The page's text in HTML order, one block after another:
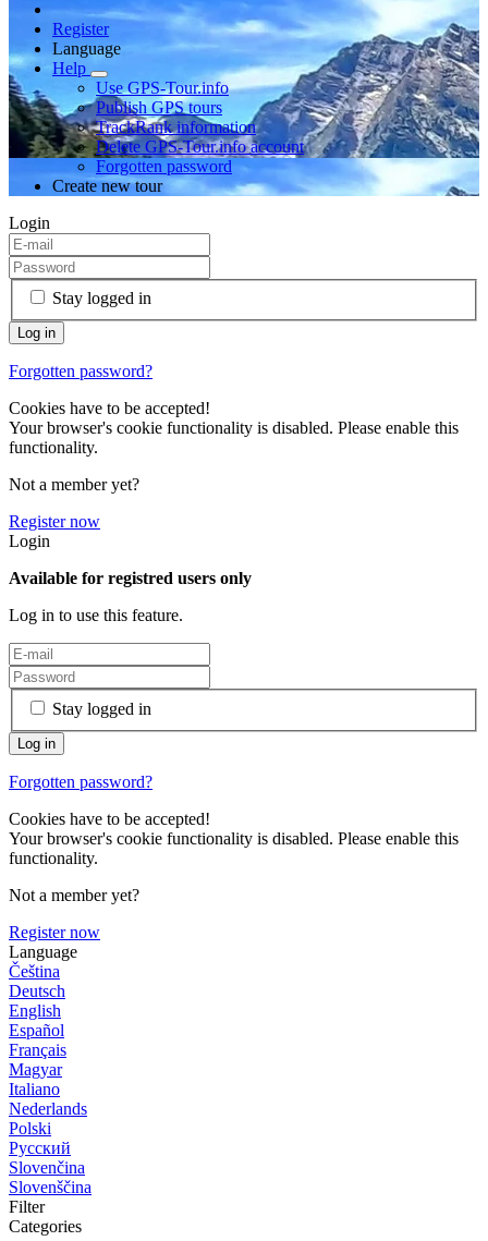
Register
Language
Help
Use GPS-Tour.info
Publish GPS tours
TrackRank information
Delete GPS-Tour.info account
Forgotten password
Create new tour
Login
Stay logged in
Forgotten password?
Cookies have to be accepted!
Your browser's cookie functionality is disabled. Please enable this
functionality.
Not a member yet?
Register now
Login
Available for registred users only
Log in to use this feature.
Stay logged in
Forgotten password?
Cookies have to be accepted!
Your browser's cookie functionality is disabled. Please enable this
functionality.
Not a member yet?
Register now
Language
Čeština
Deutsch
English
Español
Français
Magyar
Italiano
Nederlands
Polski
Русский
Slovenčina
Slovenščina
Filter
Categories